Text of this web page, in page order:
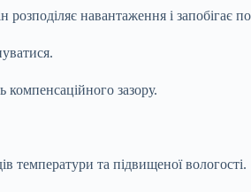
навантаження і запобігає
компенсаційного зазору.
температури та підвищеної вологості.